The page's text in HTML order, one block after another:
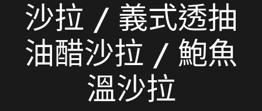
沙拉 / 義式透抽
油醋沙拉 / 鮑魚
溫沙拉